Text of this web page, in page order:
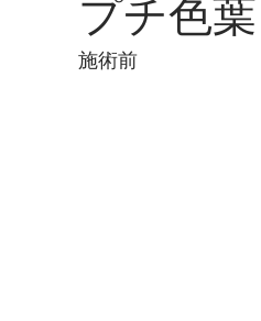
プチ色
施術前